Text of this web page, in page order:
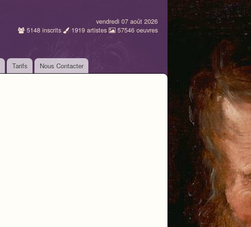
vendredi 07 août 2026
5148 inscrits 1919 artistes 57546 oeuvres
Tarifs Nous Contacter